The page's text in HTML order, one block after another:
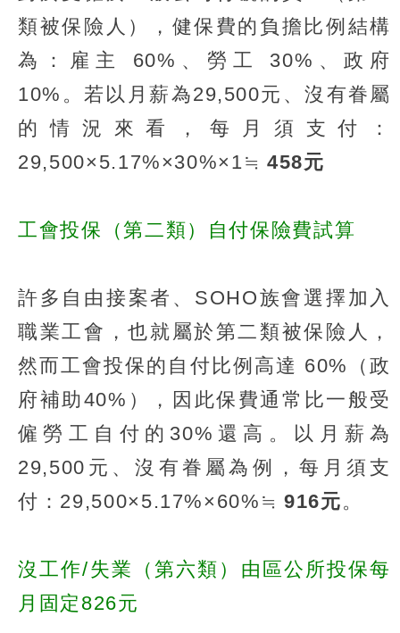
類被保險人），健保費的負擔比例結構
為：雇主 60%、勞工 30%、政府
10%。若以月薪為29,500元、沒有眷屬
的情況來看，每月須支付：
29,500×5.17%×30%×1≒ 458元
工會投保（第二類）自付保險費試算
許多自由接案者、SOHO族會選擇加入
職業工會，也就屬於第二類被保險人，
然而工會投保的自付比例高達 60%（政
府補助40%），因此保費通常比一般受
僱勞工自付的30%還高。以月薪為
29,500元、沒有眷屬為例，每月須支
付：29,500×5.17%×60%≒ 916元。
沒工作/失業（第六類）由區公所投保每
月固定826元